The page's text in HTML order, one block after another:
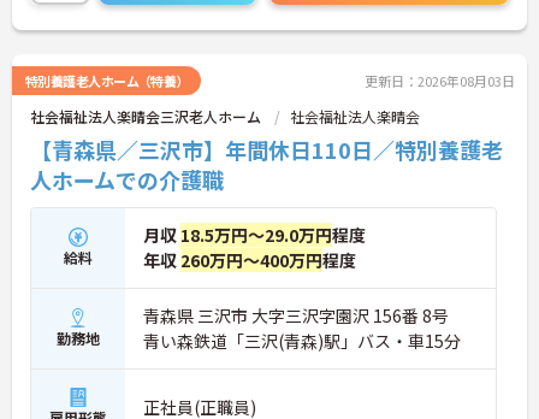
特別養護老人ホーム（特養） 更新日：2026年08月03日
社会福祉法人楽晴会三沢老人ホーム 社会福祉法人楽晴会
【青森県／三沢市】年間休日110日／特別養護老
人ホームでの介護職
給料
月収 18.5万円～29.0万円程度
年収 260万円～400万円程度
勤務地
青森県 三沢市 大字三沢字園沢 156番 8号
青い森鉄道「三沢(青森)駅」バス・車15分
正社員(正職員)